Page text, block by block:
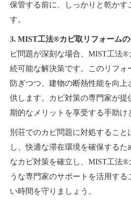
保管する前に、しっかりと乾かす
す。
3. MIST工法®カビ取リフォーム
ビ問題が深刻な場合、MIST工法
続可能な解決策です。このリフォ
防ぎつつ、建物の断熱性能を向上
供します。カビ対策の専門家が提
期的なメリットを享受する手助け
別荘でのカビ問題に対処するこ
し、快適な滞在環境を確保するた
なカビ対策を確立し、MIST工法®
うな専門家のサポートを活用する
い時間を守りましょう。